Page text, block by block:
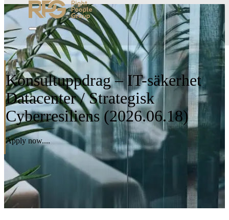
Konsultuppdrag – IT-säkerhet
Datacenter / Strategisk
Cyberresiliens (2026.06.18)
Apply now....